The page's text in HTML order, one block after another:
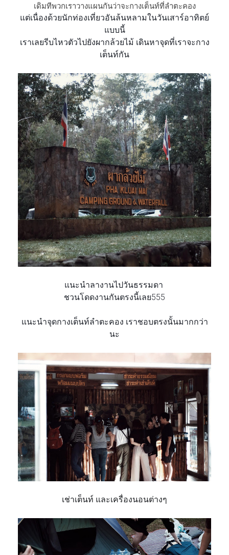
เดิมทีพวกเราวางแผนกันว่าจะกางเต็นท์ที่ลำตะคอง
แต่เนื่องด้วยนักท่องเที่ยวอันล้นหลามในวันเสาร์อาทิตย์
แบบนี้
เราเลยรีบไหวตัวไปยังผากล้วยไม้ เดินหาจุดที่เราจะกาง
เต็นท์กัน
แนะนำลางานไปวันธรรมดา
ชวนโดดงานกันตรงนี้เลย555
แนะนำจุดกางเต็นท์ลำตะคอง เราชอบตรงนั้นมากกว่า
นะ
เช่าเต็นท์ และเครื่องนอนต่างๆ